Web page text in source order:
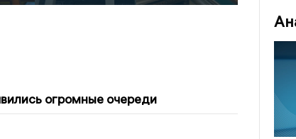
огромные очереди